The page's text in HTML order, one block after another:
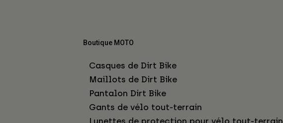
Boutique MOTO
Casques de Dirt Bike
Maillots de Dirt Bike
Pantalon Dirt Bike
Gants de vélo tout-terrain
Lunettes de protection pour vélo tout-terrain